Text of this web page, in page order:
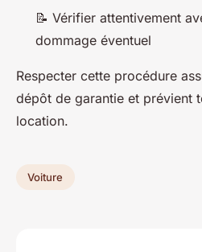
📝 Vérifier attentivement
dommage éventuel
Respecter cette procédure
dépôt de garantie et prévient
location.
Voiture